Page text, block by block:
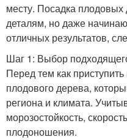
месту. Посадка плодовых
деталям, но даже
отличных результатов,
Шаг 1: Выбор
Перед тем как
плодового дерева,
региона и климата.
морозостойкость,
плодоношения.